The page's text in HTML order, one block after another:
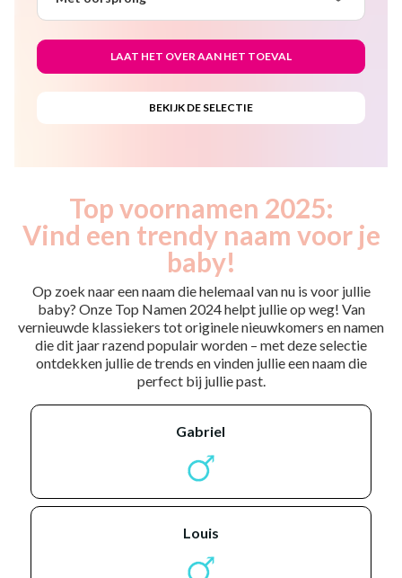
Top voornamen 2025:
Vind een trendy naam voor je
baby!
Op zoek naar een naam die helemaal van nu is voor jullie
baby? Onze Top Namen 2024 helpt jullie op weg! Van
vernieuwde klassiekers tot originele nieuwkomers en namen
die dit jaar razend populair worden – met deze selectie
ontdekken jullie de trends en vinden jullie een naam die
perfect bij jullie past.
gabriel
louis